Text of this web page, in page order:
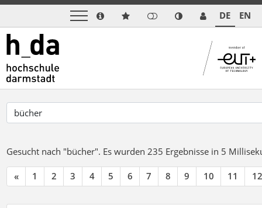
DE EN
Gesucht nach "bücher". Es wurden 235 Ergebnisse in 5
« 1 2 3 4 5 6 7 8 9 10 11 12